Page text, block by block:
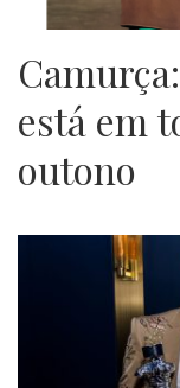
está em
outono